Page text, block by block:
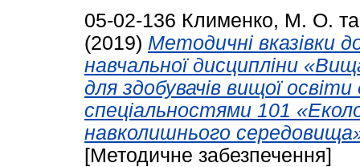
05-02-136 Клименко, М. О.
(2019) Методичні вказівки
навчальної дисципліни
для здобувачів вищої
спеціальностями 101
навколишнього
[Методичне забезпечення]